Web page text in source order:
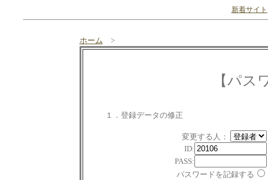
新着サイト
ホーム >
【パス
１．登録データの修正
変更する人：
ID:
PASS:
パスワードを記録する